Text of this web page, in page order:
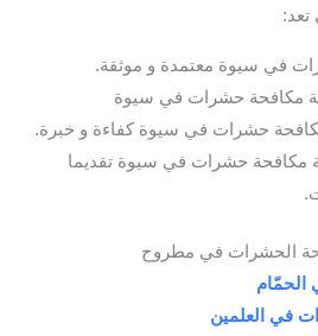
في سيوة معتمدة و موثقة.
مكافحة حشرات في سيوة
حشرات في سيوة كفاءة و خبرة.
مكافحة حشرات في سيوة تقديما
الحشرات في مطروح
في العلمين